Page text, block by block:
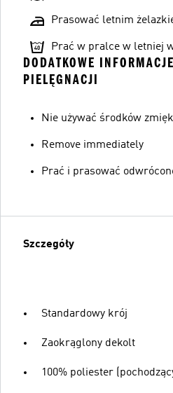
Prasować letnim
Prać w pralce w letniej
DODATKOWE
PIELĘGNACJI
Nie używać środków
Remove immediately
Prać i prasować
Szczegóły
Standardowy krój
Zaokrąglony dekolt
100% poliester